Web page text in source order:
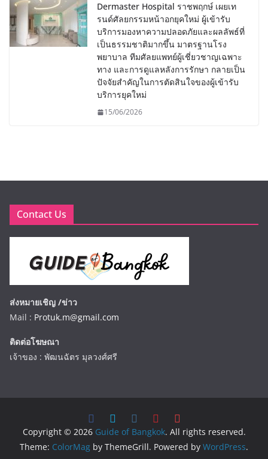
Dermaster Hospital ราชพฤกษ์ เผยเท
รนด์ศัลยกรรมหน้าอกยุคใหม่ ผู้เข้ารับ
บริการมองหาความปลอดภัยและผลลัพธ์ที่
เป็นธรรมชาติมากขึ้น มาตรฐานโรง
พยาบาล ทีมศัลยแพทย์ผู้เชี่ยวชาญเฉพาะ
ทาง และการดูแลหลังการรักษา กลายเป็น
ปัจจัยสำคัญในการตัดสินใจของผู้เข้ารับ
บริการยุคใหม่
15/06/2026
Contact Us
ส่งหมายเชิญ /ข่าว
Mail : Protuk.m@gmail.com
ติดต่อโฆษณา
เจ้าของ : พัฒนฉัตร มุลวงศ์ศรี
Copyright © 2026 Guide of Bangkok. All rights reserved.
Theme: ColorMag by ThemeGrill. Powered by WordPress.